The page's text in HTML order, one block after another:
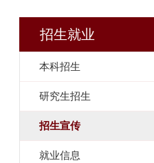
招生就业
本科招生
研究生招生
招生宣传
就业信息